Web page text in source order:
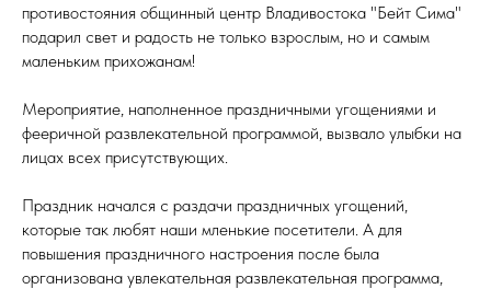
противостояния общинный центр Владивостока "Бейт Сима"
подарил свет и радость не только взрослым, но и самым
маленьким прихожанам!
Мероприятие, наполненное праздничными угощениями и
фееричной развлекательной программой, вызвало улыбки на
лицах всех присутствующих.
Праздник начался с раздачи праздничных угощений,
которые так любят наши мленькие посетители. А для
повышения праздничного настроения после была
организована увлекательная развлекательная программа,